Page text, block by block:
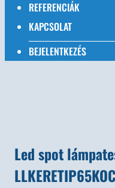
REFERENCIÁK
KAPCSOLAT
BEJELENTKEZÉS
Led spot